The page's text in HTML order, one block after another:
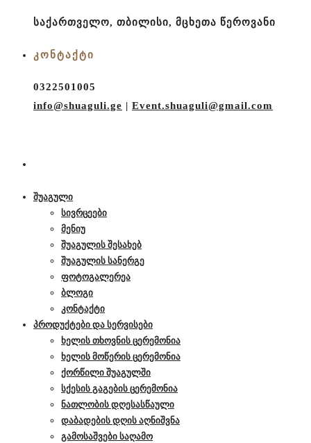
საქართველო, თბილისი, მცხეთა წეროვანი
ᲙᲝᲜᲢᲐᲥᲢᲘ
0322501005
info@shuaguli.ge | Event.shuaguli@gmail.com
შუაგული
სივრცეები
მენიუ
შუაგულის შესახებ
შუაგულის სანერგე
ფოტოგალერეა
ბლოგი
კონტაქტი
პროდუქტები და სერვისები
ხელის თხოვნის ცერემონია
ხელის მოწერის ცერემონია
ქორწილი შუაგულში
სქესის გაგების ცერემონია
ნათლობის დღესასწაული
დაბადების დღის აღნიშვნა
გამოსაშვები საღამო